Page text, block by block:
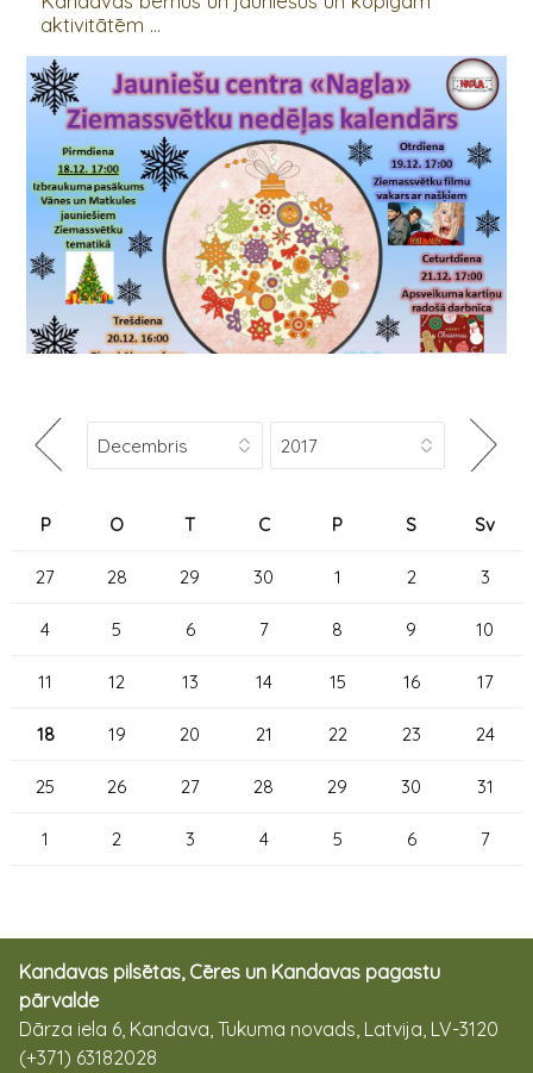
aktivitātēm ...
P O T C P S Sv
27 28 29 30 1 2 3
4 5 6 7 8 9 10
11 12 13 14 15 16 17
18 19 20 21 22 23 24
25 26 27 28 29 30 31
1 2 3 4 5 6 7
Kandavas pilsētas, Cēres un Kandavas pagastu
pārvalde
Dārza iela 6, Kandava, Tukuma novads, Latvija, LV-3120
(+371) 63182028